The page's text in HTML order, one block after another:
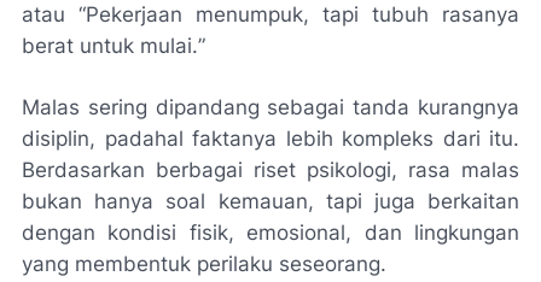
atau “Pekerjaan menumpuk, tapi tubuh rasanya
berat untuk mulai.”
Malas sering dipandang sebagai tanda kurangnya
disiplin, padahal faktanya lebih kompleks dari itu.
Berdasarkan berbagai riset psikologi, rasa malas
bukan hanya soal kemauan, tapi juga berkaitan
dengan kondisi fisik, emosional, dan lingkungan
yang membentuk perilaku seseorang.